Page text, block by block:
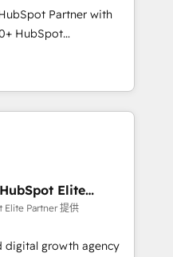
results. Our
marketing, and
generation to
and eliminating
to your goals.
Partner with
HubSpot
the HubSpot platform
your current HubSpot
Elite
Elite Partner 提供
digital growth agency